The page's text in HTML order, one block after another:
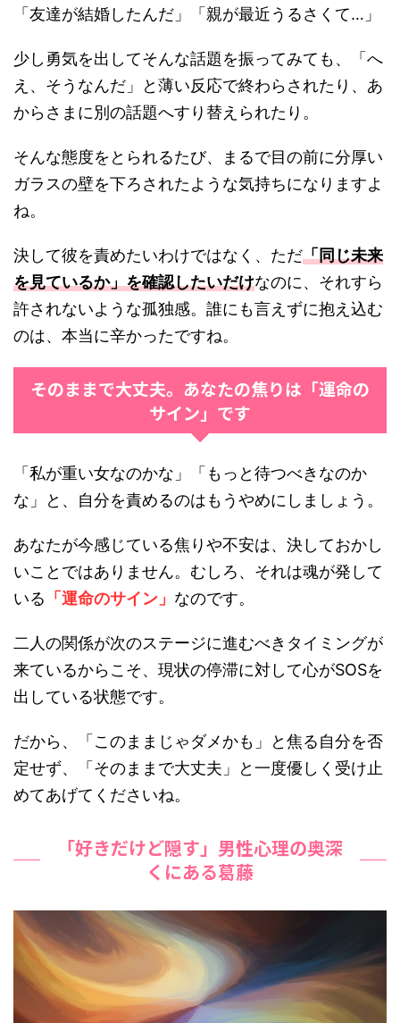
「友達が結婚したんだ」「親が最近うるさくて…」
少し勇気を出してそんな話題を振ってみても、「へ
え、そうなんだ」と薄い反応で終わらされたり、あ
からさまに別の話題へすり替えられたり。
そんな態度をとられるたび、まるで目の前に分厚い
ガラスの壁を下ろされたような気持ちになりますよ
ね。
決して彼を責めたいわけではなく、ただ「同じ未来
を見ているか」を確認したいだけなのに、それすら
許されないような孤独感。誰にも言えずに抱え込む
のは、本当に辛かったですね。
そのままで大丈夫。あなたの焦りは「運命の
サイン」です
「私が重い女なのかな」「もっと待つべきなのか
な」と、自分を責めるのはもうやめにしましょう。
あなたが今感じている焦りや不安は、決しておかし
いことではありません。むしろ、それは魂が発して
いる 「運命のサイン」 なのです。
二人の関係が次のステージに進むべきタイミングが
来ているからこそ、現状の停滞に対して心がSOSを
出している状態です。
だから、「このままじゃダメかも」と焦る自分を否
定せず、「そのままで大丈夫」と一度優しく受け止
めてあげてくださいね。
「好きだけど隠す」男性心理の奥深
くにある葛藤